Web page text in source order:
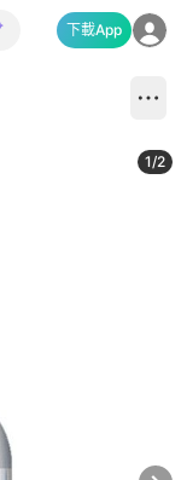
下載App
1/2